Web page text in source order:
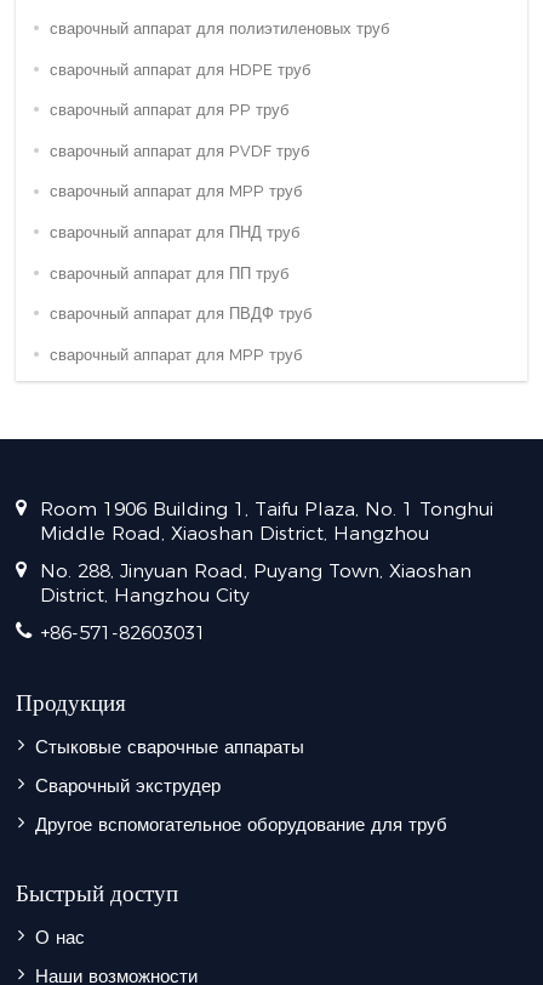
сварочный аппарат для полиэтиленовых труб
сварочный аппарат для HDPE труб
сварочный аппарат для PP труб
сварочный аппарат для PVDF труб
сварочный аппарат для MPP труб
сварочный аппарат для ПНД труб
сварочный аппарат для ПП труб
сварочный аппарат для ПВДФ труб
сварочный аппарат для MPP труб
Room 1906 Building 1, Taifu Plaza, No. 1 Tonghui
Middle Road, Xiaoshan District, Hangzhou
No. 288, Jinyuan Road, Puyang Town, Xiaoshan
District, Hangzhou City
+86-571-82603031
Продукция
Стыковые сварочные аппараты
Сварочный экструдер
Другое вспомогательное оборудование для труб
Быстрый доступ
О нас
Наши возможности